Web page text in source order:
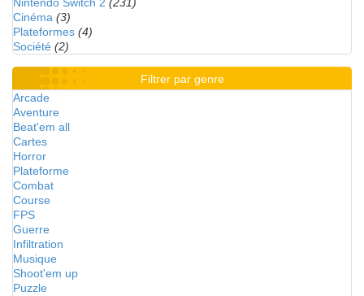
Cinéma (3)
Plateformes (4)
Société (2)
Filtrer par genre
Arcade
Aventure
Beat'em all
Cartes
Horror
Plateforme
Combat
Course
FPS
Guerre
Infiltration
Musique
Shoot'em up
Puzzle